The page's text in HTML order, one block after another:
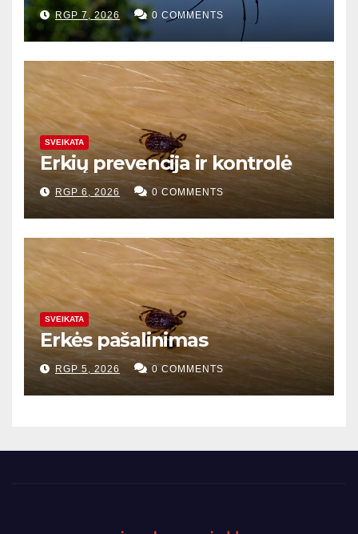
RGP 7, 2026 0 COMMENTS
SVEIKATA
Erkių prevencija ir kontrolė
RGP 6, 2026 0 COMMENTS
SVEIKATA
Erkės pašalinimas
RGP 5, 2026 0 COMMENTS